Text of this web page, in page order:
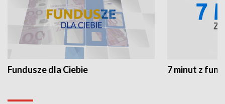
Fundusze dla Ciebie 7 minut z